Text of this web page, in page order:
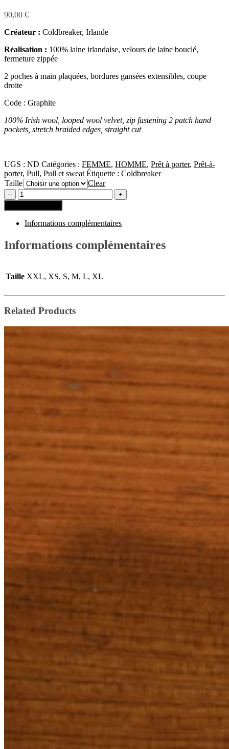
90,00 €
Créateur : Coldbreaker, Irlande
Réalisation : 100% laine irlandaise, velours de laine bouclé,
fermeture zippée
2 poches à main plaquées, bordures gansées extensibles, coupe
droite
Code : Graphite
100% Irish wool, looped wool velvet, zip fastening 2 patch hand
pockets, stretch braided edges, straight cut
UGS : ND Catégories : FEMME, HOMME, Prêt à porter, Prêt-à-
porter, Pull, Pull et sweat Étiquette : Coldbreaker
Taille
Clear
Informations complémentaires
Informations complémentaires
Taille XXL, XS, S, M, L, XL
Related Products